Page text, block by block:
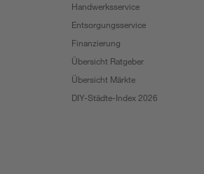
Handwerksservice
Entsorgungsservice
Finanzierung
Übersicht Ratgeber
Übersicht Märkte
DIY-Städte-Index 2026